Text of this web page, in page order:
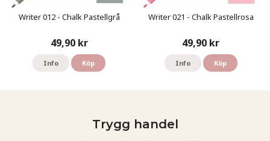
Writer 012 - Chalk Pastellgrå
49,90 kr
Info Köp
Writer 021 - Chalk Pastellrosa
49,90 kr
Info Köp
Trygg handel